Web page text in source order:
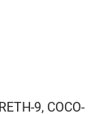
9, COCO-